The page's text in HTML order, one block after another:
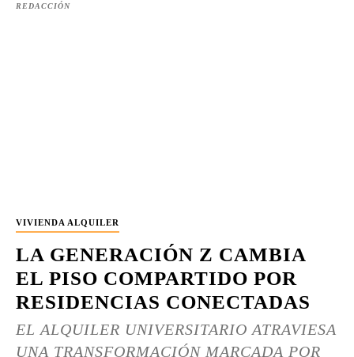
REDACCIÓN
VIVIENDA ALQUILER
LA GENERACIÓN Z CAMBIA
EL PISO COMPARTIDO POR
RESIDENCIAS CONECTADAS
EL ALQUILER UNIVERSITARIO ATRAVIESA
UNA TRANSFORMACIÓN MARCADA POR